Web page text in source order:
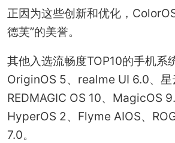
正因为这些创新和优化，
德芙”的美誉。
其他入选流畅度TOP10的手机系
OriginOS 5、realme UI 6.0、星
REDMAGIC OS 10、MagicOS
HyperOS 2、Flyme AIOS、
7.0。